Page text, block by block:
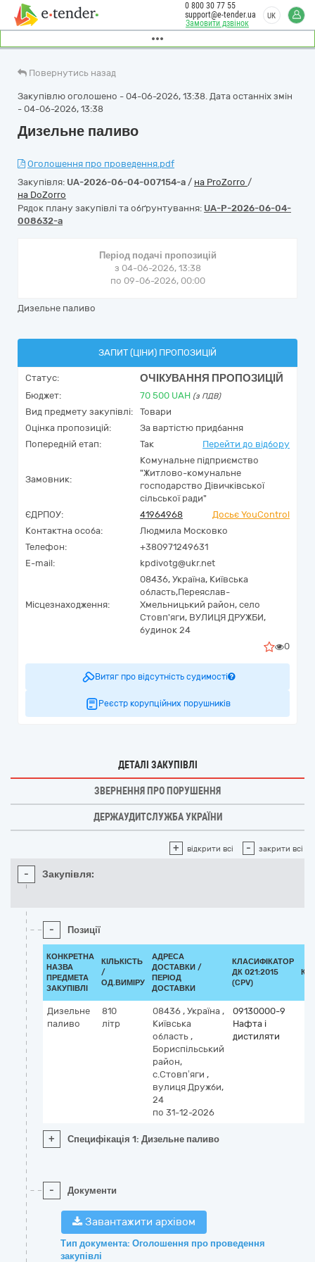
Замовити дзвінок
0 800 30 77 55
support@e-tender.ua
UK
Повернутись назад
Закупівлю оголошено - 04-06-2026, 13:38. Дата останніх змін
- 04-06-2026, 13:38
Дизельне паливо
Оголошення про проведення.pdf
Закупівля: UA-2026-06-04-007154-a / на ProZorro /
на DoZorro
Рядок плану закупівлі та обґрунтування: UA-P-2026-06-04-
008632-a
Період подачі пропозицій
з 04-06-2026, 13:38
по 09-06-2026, 00:00
Дизельне паливо
ЗАПИТ (ЦІНИ) ПРОПОЗИЦІЙ
Статус: ОЧІКУВАННЯ ПРОПОЗИЦІЙ
Бюджет: 70 500 UAH (з ПДВ)
Вид предмету закупівлі:
Товари
Оцінка пропозицій:
За вартістю придбання
Попередній етап:
Так Перейти до відбору
Замовник:
Комунальне підприємство
"Житлово-комунальне
господарство Дівичківської
сільської ради"
ЄДРПОУ:
41964968
Досьє YouControl
Контактна особа:
Людмила Московко
Телефон:
+380971249631
E-mail:
kpdivotg@ukr.net
Місцезнаходження:
08436, Україна, Київська
область,Переяслав-
Хмельницький район, село
Стовп'яги, ВУЛИЦЯ ДРУЖБИ,
будинок 24
0
Витяг про відсутність судимості
Реєстр корупційних порушників
ДЕТАЛІ ЗАКУПІВЛІ
ЗВЕРНЕННЯ ПРО ПОРУШЕННЯ
ДЕРЖАУДИТСЛУЖБА УКРАЇНИ
+ відкрити всі - закрити всі
- Закупівля:
- Позиції
КОНКРЕТНА
НАЗВА
ПРЕДМЕТА
ЗАКУПІВЛІ
КІЛЬКІСТЬ
/
ОД.ВИМІРУ
АДРЕСА
ДОСТАВКИ /
ПЕРІОД
ДОСТАВКИ
КЛАСИФІКАТОР
ДК 021:2015
(CPV)
Дизельне
паливо
810
літр
08436 , Україна ,
Київська
область ,
Бориспільський
район,
с.Стовп’яги ,
вулиця Дружби,
24
по 31-12-2026
09130000-9
Нафта і
дистиляти
+ Специфікація 1: Дизельне паливо
- Документи
Завантажити архівом
Тип документа: Оголошення про проведення
закупівлі